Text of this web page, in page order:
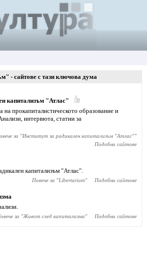
- сайтове с тази ключова дума
капитализъм "Атлас"
прокапиталистическото образование и
интервюта, статии за
за "Институт за радикален капитализъм "Атлас""
Подобни сайтове
капитализъм "Атлас".
Повече за "Libertarium" Подобни сайтове
за "Живот след капитализма" Подобни сайтове